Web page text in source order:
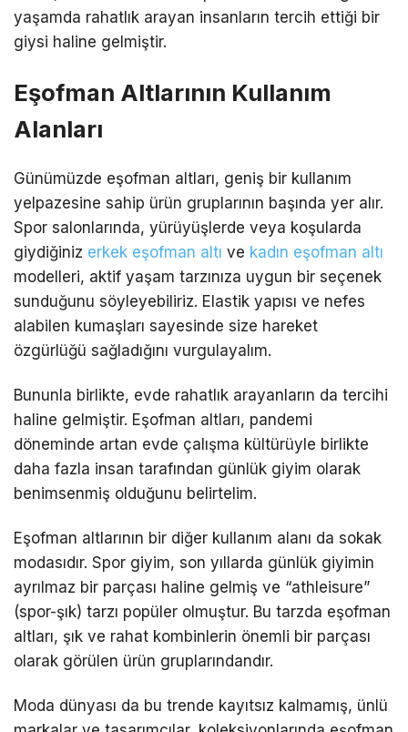
yaşamda rahatlık arayan insanların tercih ettiği bir
giysi haline gelmiştir.
Eşofman Altlarının Kullanım
Alanları
Günümüzde eşofman altları, geniş bir kullanım
yelpazesine sahip ürün gruplarının başında yer alır.
Spor salonlarında, yürüyüşlerde veya koşularda
giydiğiniz erkek eşofman altı ve kadın eşofman altı
modelleri, aktif yaşam tarzınıza uygun bir seçenek
sunduğunu söyleyebiliriz. Elastik yapısı ve nefes
alabilen kumaşları sayesinde size hareket
özgürlüğü sağladığını vurgulayalım.
Bununla birlikte, evde rahatlık arayanların da tercihi
haline gelmiştir. Eşofman altları, pandemi
döneminde artan evde çalışma kültürüyle birlikte
daha fazla insan tarafından günlük giyim olarak
benimsenmiş olduğunu belirtelim.
Eşofman altlarının bir diğer kullanım alanı da sokak
modasıdır. Spor giyim, son yıllarda günlük giyimin
ayrılmaz bir parçası haline gelmiş ve “athleisure”
(spor-şık) tarzı popüler olmuştur. Bu tarzda eşofman
altları, şık ve rahat kombinlerin önemli bir parçası
olarak görülen ürün gruplarındandır.
Moda dünyası da bu trende kayıtsız kalmamış, ünlü